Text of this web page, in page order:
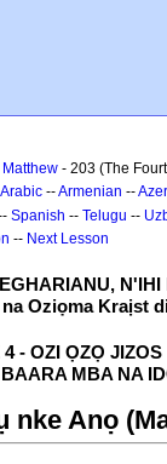
Matthew - 203 (The
Arabic --Armenian --
Spanish -- Telugu --
-- Next Lesson
Oziọma Kraịst
- OZI ỌZỌ
MBA NA
nke Anọ